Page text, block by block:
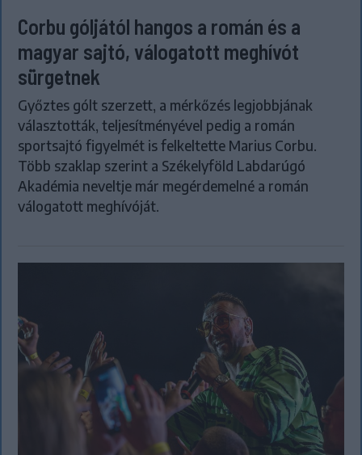
Corbu góljától hangos a román és a
magyar sajtó, válogatott meghívót
sürgetnek
Győztes gólt szerzett, a mérkőzés legjobbjának
választották, teljesítményével pedig a román
sportsajtó figyelmét is felkeltette Marius Corbu.
Több szaklap szerint a Székelyföld Labdarúgó
Akadémia neveltje már megérdemelné a román
válogatott meghívóját.